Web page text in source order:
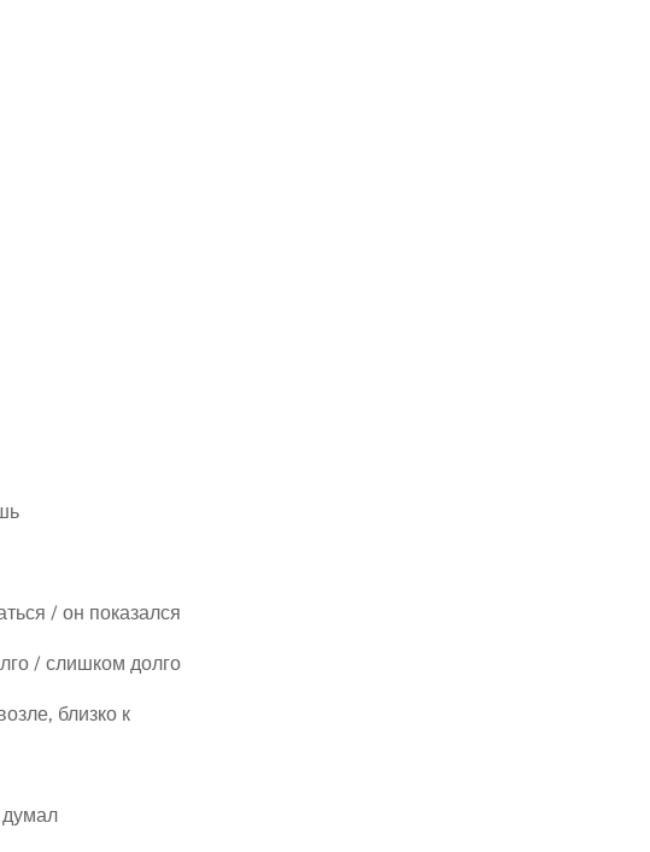
/ он показался
/ слишком долго
близко к